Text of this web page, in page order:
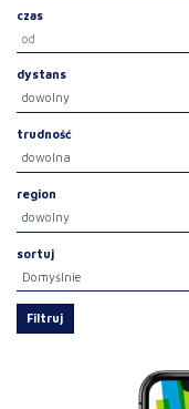
czas
dystans
trudność
region
sortuj
Filtruj